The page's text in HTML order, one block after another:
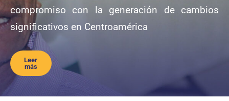
compromiso con la generación de cambios
significativos en Centroamérica
Leer
más